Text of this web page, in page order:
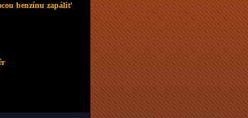
benzínu zapáliť